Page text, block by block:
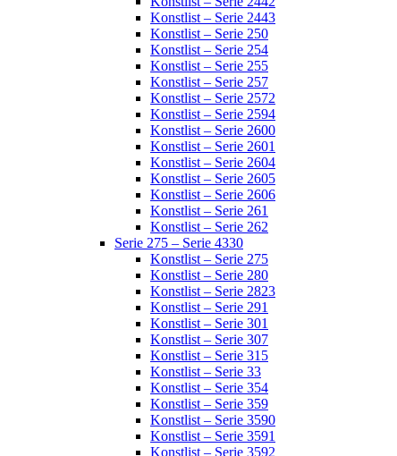
Konstlist – Serie 2443
Konstlist – Serie 250
Konstlist – Serie 254
Konstlist – Serie 255
Konstlist – Serie 257
Konstlist – Serie 2572
Konstlist – Serie 2594
Konstlist – Serie 2600
Konstlist – Serie 2601
Konstlist – Serie 2604
Konstlist – Serie 2605
Konstlist – Serie 2606
Konstlist – Serie 261
Konstlist – Serie 262
Serie 275 – Serie 4330
Konstlist – Serie 275
Konstlist – Serie 280
Konstlist – Serie 2823
Konstlist – Serie 291
Konstlist – Serie 301
Konstlist – Serie 307
Konstlist – Serie 315
Konstlist – Serie 33
Konstlist – Serie 354
Konstlist – Serie 359
Konstlist – Serie 3590
Konstlist – Serie 3591
Konstlist – Serie 3592